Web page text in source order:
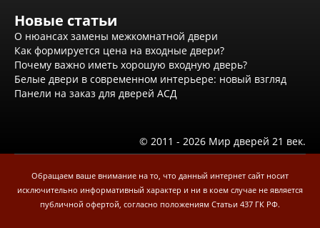
Окна
Информация
Вызов замерщика
Обработка персональных данных
Доставка
Оплата
Контакты
Новые статьи
О нюансах замены межкомнатной двери
Как формируется цена на входные двери?
Почему важно иметь хорошую входную дверь?
Белые двери в современном интерьере: новый взгляд
Панели на заказ для дверей АСД
© 2011 - 2026 Мир дверей 21 век.
Обращаем ваше внимание на то, что данный интернет сайт носит
исключительно информативный характер и ни в коем случае не является
публичной офертой, согласно положениям Статьи 437 ГК РФ.